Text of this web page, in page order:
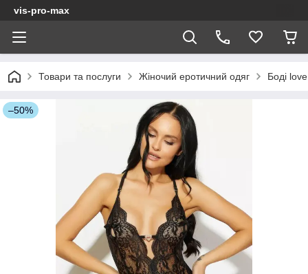
vis-pro-max
Товари та послуги Жіночий еротичний одяг Боді
–50%